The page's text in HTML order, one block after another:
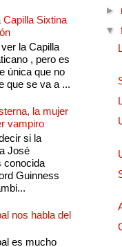
Capilla Sixtina
la Capilla
, pero es
única que no
que se va a ...
la mujer
vampiro
si la
José
conocida
Guinness
nos habla del
es mucho
►
▼